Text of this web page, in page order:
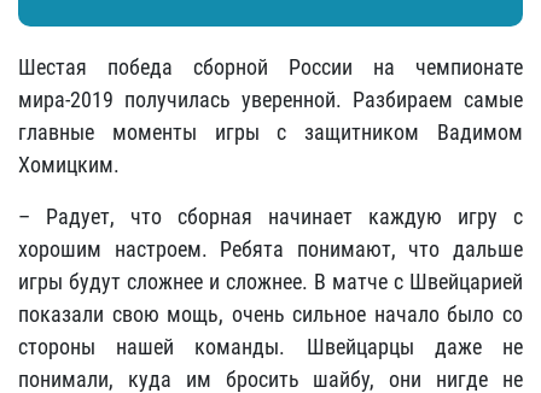
Шестая победа сборной России на чемпионате
мира-2019 получилась уверенной. Разбираем самые
главные моменты игры с защитником Вадимом
Хомицким.
– Радует, что сборная начинает каждую игру с
хорошим настроем. Ребята понимают, что дальше
игры будут сложнее и сложнее. В матче с Швейцарией
показали свою мощь, очень сильное начало было со
стороны нашей команды. Швейцарцы даже не
понимали, куда им бросить шайбу, они нигде не